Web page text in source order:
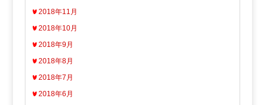
2018年11月
2018年10月
2018年9月
2018年8月
2018年7月
2018年6月